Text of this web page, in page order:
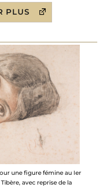
PLUS
une figure fémine au Ier
avec reprise de la